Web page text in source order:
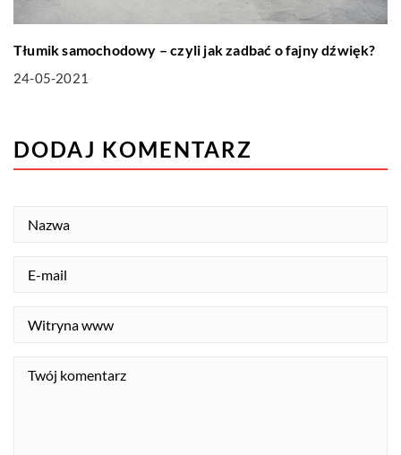
Tłumik samochodowy – czyli jak zadbać o fajny dźwięk?
24-05-2021
DODAJ KOMENTARZ